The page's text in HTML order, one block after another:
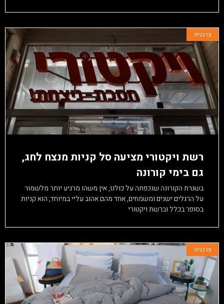
צרכנית
רשת ויקטורי מציעה סל קניות מנצח לחג,
גם בימי קורונה
בשגרת הקורונה שנכפתה על כולנו, אין משהו מרגיע יותר מלשמור
על הרגלים ישנים ומשמחים, אחד מהם אהוב עליי במיוחד, הוא קניות
בסופר בכלל וברשת ויקטורי
צרכנית